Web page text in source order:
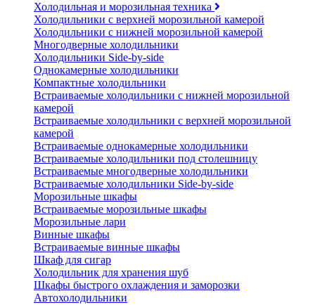
Холодильная и морозильная техника
Холодильники с верхней морозильной камерой
Холодильники с нижней морозильной камерой
Многодверные холодильники
Холодильники Side-by-side
Однокамерные холодильники
Компактные холодильники
Встраиваемые холодильники с нижней морозильной
камерой
Встраиваемые холодильники с верхней морозильной
камерой
Встраиваемые однокамерные холодильники
Встраиваемые холодильники под столешницу
Встраиваемые многодверные холодильники
Встраиваемые холодильники Side-by-side
Морозильные шкафы
Встраиваемые морозильные шкафы
Морозильные лари
Винные шкафы
Встраиваемые винные шкафы
Шкаф для сигар
Холодильник для хранения шуб
Шкафы быстрого охлаждения и заморозки
Автохолодильники